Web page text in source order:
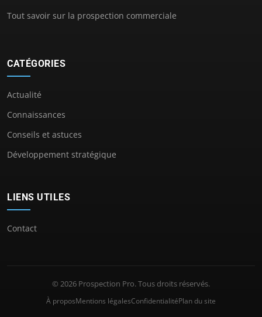
Tout savoir sur la prospection commerciale
CATÉGORIES
Actualité
Connaissances
Conseils et astuces
Développement stratégique
LIENS UTILES
Contact
© 2026 Prospection Pro. Tous droits réservés.
À proposMentions légalesConfidentialitéPlan du site